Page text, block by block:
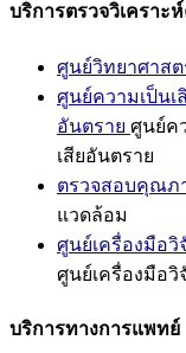
บริการตรวจวิเคราะ
ศูนย์วิทยาศาส
ศูนย์ความเป็นเ
อันตราย ศูนย์ค
เสียอันตราย
ตรวจสอบคุณภ
แวดล้อม
ศูนย์เครื่องมือวิ
ศูนย์เครื่องมือวิ
บริการทางการแพทย์